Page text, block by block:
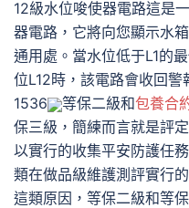
12級水位唆使器電路這是
器電路，它將向您顯示水
通用處。當水位低于L1的
位L12時，該電路會收回
1536
等保二級和包養合
保三級，簡練而言就是評
以實行的收集平安防護任
類在做品級維護測評實行
這類原因，等保二級和等